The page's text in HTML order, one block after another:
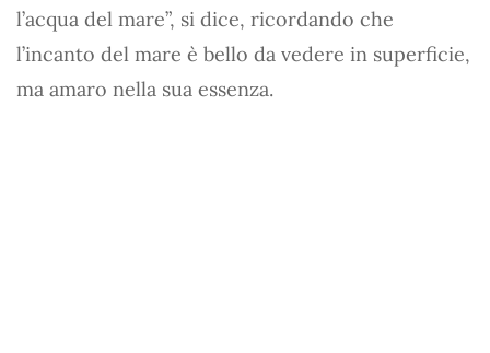
l’acqua del mare”, si dice, ricordando che
l’incanto del mare è bello da vedere in superficie,
ma amaro nella sua essenza.